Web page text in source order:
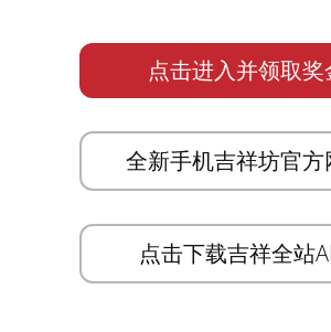
点击进入并领取奖
全新手机吉祥坊官方
点击下载吉祥全站